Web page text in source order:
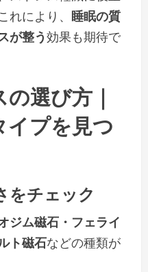
により、 睡眠の質
が整う効果も期待で
選び方｜
イプを見つ
をチェック
ジム磁石・フェライ
ト磁石などの種類が